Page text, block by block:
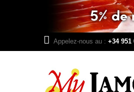
Appelez-nous au : +34 951